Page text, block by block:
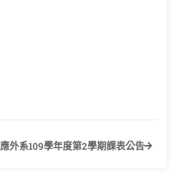
應外系109學年度第2學期課表公告